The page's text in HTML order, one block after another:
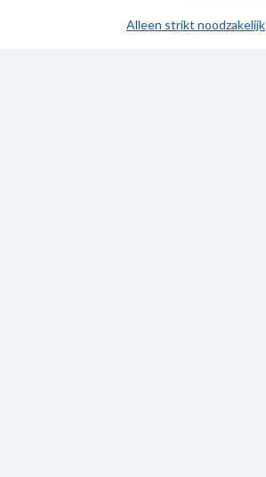
Alleen strikt noodzakelijk